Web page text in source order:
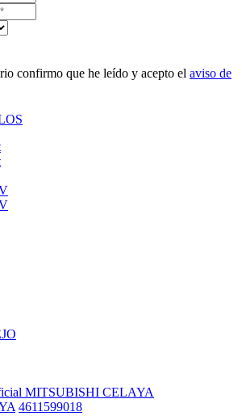
confirmo que he leído y acepto el aviso de
MITSUBISHI CELAYA
4611599018